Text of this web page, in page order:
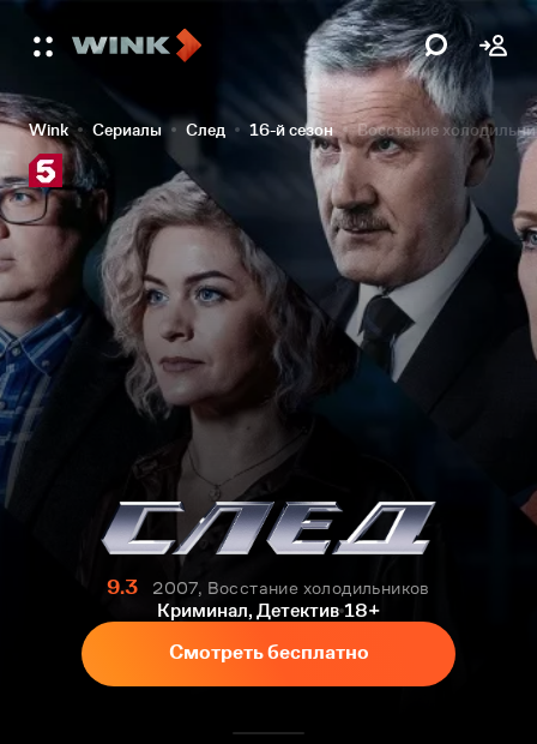
Wink Сериалы След 16-й сезон Восстание
9.3
2007, Восстание холодильников
Криминал, Детектив 18+
Смотреть бесплатно